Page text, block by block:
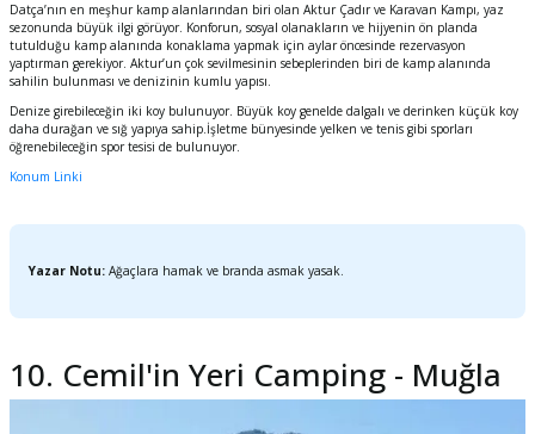
Datça’nın en meşhur kamp alanlarından biri olan Aktur Çadır ve Karavan Kampı, yaz
sezonunda büyük ilgi görüyor. Konforun, sosyal olanakların ve hijyenin ön planda
tutulduğu kamp alanında konaklama yapmak için aylar öncesinde rezervasyon
yaptırman gerekiyor. Aktur’un çok sevilmesinin sebeplerinden biri de kamp alanında
sahilin bulunması ve denizinin kumlu yapısı.
Denize girebileceğin iki koy bulunuyor. Büyük koy genelde dalgalı ve derinken küçük koy
daha durağan ve sığ yapıya sahip.İşletme bünyesinde yelken ve tenis gibi sporları
öğrenebileceğin spor tesisi de bulunuyor.
Konum Linki
Yazar Notu: Ağaçlara hamak ve branda asmak yasak.
10. Cemil'in Yeri Camping - Muğla